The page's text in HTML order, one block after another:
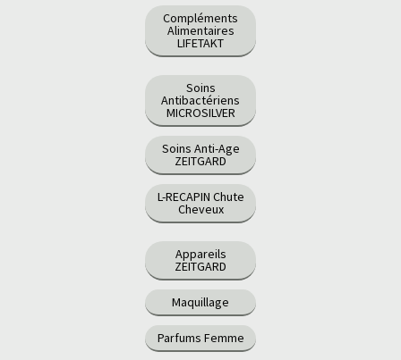
Compléments
Alimentaires
LIFETAKT
Soins
Antibactériens
MICROSILVER
Soins Anti-Age
ZEITGARD
L-RECAPIN Chute
Cheveux
Appareils
ZEITGARD
Maquillage
Parfums Femme